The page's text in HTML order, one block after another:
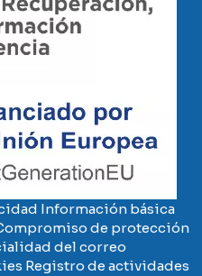
Información básica
de protección
del correo
Registro de actividades